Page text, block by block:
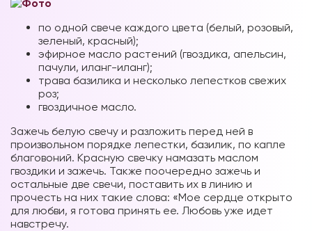
по одной свече каждого цвета (белый, розовый,
зеленый, красный);
эфирное масло растений (гвоздика, апельсин,
пачули, иланг-иланг);
трава базилика и несколько лепестков свежих
роз;
гвоздичное масло.
Зажечь белую свечу и разложить перед ней в
произвольном порядке лепестки, базилик, по капле
благовоний. Красную свечку намазать маслом
гвоздики и зажечь. Также поочередно зажечь и
остальные две свечи, поставить их в линию и
прочесть на них такие слова: «Мое сердце открыто
для любви, я готова принять ее. Любовь уже идет
навстречу.